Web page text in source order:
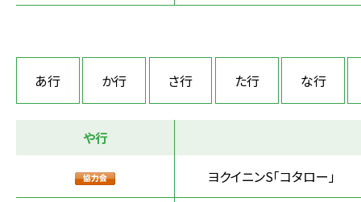
あ行 か行 さ行 た行 な行
や行
ヨクイニンS「コタロー」